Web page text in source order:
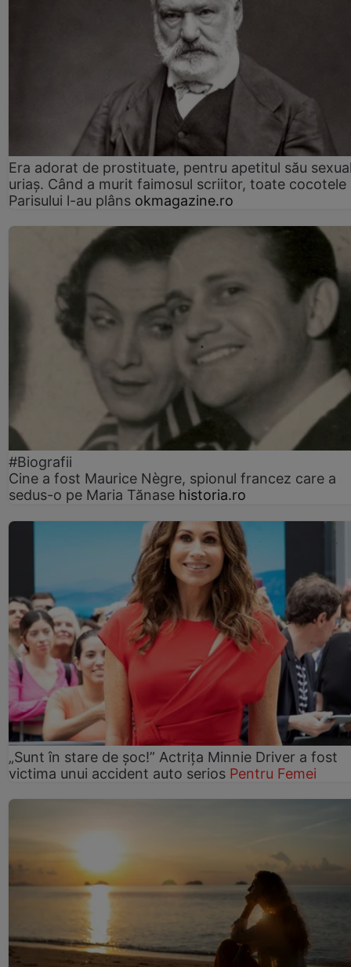
Era adorat de prostituate, pentru apetitul său
uriaș. Când a murit faimosul scriitor, toate cocotele
Parisului l-au plâns okmagazine.ro
#Biografii
Cine a fost Maurice Nègre, spionul francez care a
sedus-o pe Maria Tănase historia.ro
„Sunt în stare de șoc!” Actrița Minnie Driver a fost
victima unui accident auto serios Pentru Femei